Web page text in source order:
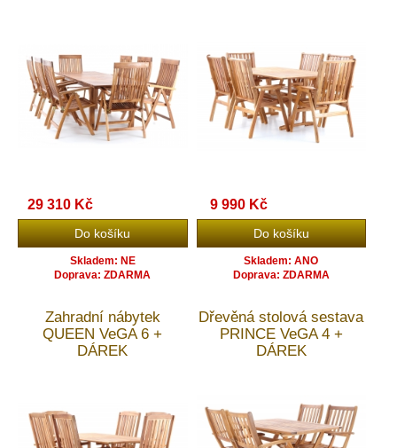
29 310 Kč
Skladem: NE
Doprava: ZDARMA
9 990 Kč
Skladem: ANO
Doprava: ZDARMA
Zahradní nábytek
QUEEN VeGA 6 +
DÁREK
Dřevěná stolová sestava
PRINCE VeGA 4 +
DÁREK